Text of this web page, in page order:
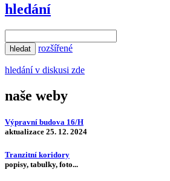
hledání
rozšířené
hledání v diskusi zde
naše weby
Výpravní budova 16/H
aktualizace 25. 12. 2024
Tranzitní koridory
popisy, tabulky, foto...